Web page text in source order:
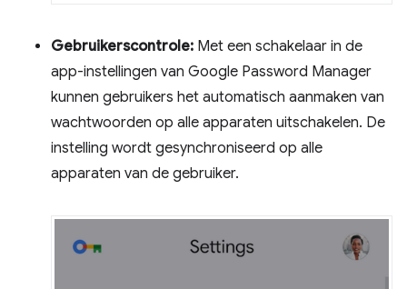
Gebruikerscontrole: Met een schakelaar in de
app-instellingen van Google Password Manager
kunnen gebruikers het automatisch aanmaken van
wachtwoorden op alle apparaten uitschakelen. De
instelling wordt gesynchroniseerd op alle
apparaten van de gebruiker.